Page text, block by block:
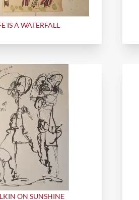
IS A WATERFALL
ON SUNSHINE